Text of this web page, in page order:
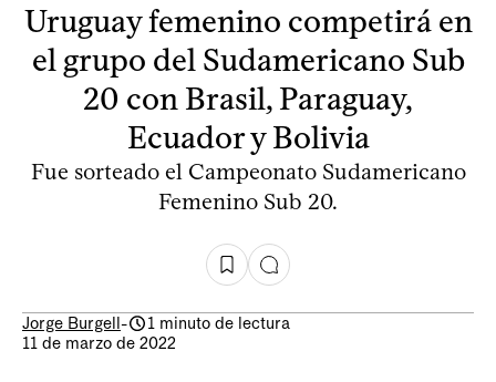
Uruguay femenino competirá en
el grupo del Sudamericano Sub
20 con Brasil, Paraguay,
Ecuador y Bolivia
Fue sorteado el Campeonato Sudamericano
Femenino Sub 20.
Jorge Burgell-
1 minuto de lectura
11 de marzo de 2022